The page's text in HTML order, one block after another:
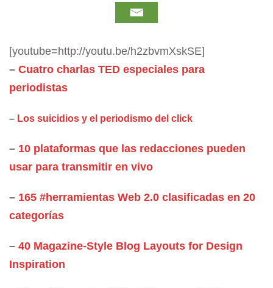
[youtube=http://youtu.be/h2zbvmXskSE]
– Cuatro charlas TED especiales para
periodistas
– Los suicidios y el periodismo del click
– 10 plataformas que las redacciones pueden
usar para transmitir en vivo
– 165 #herramientas Web 2.0 clasificadas en 20
categorías
– 40 Magazine-Style Blog Layouts for Design
Inspiration